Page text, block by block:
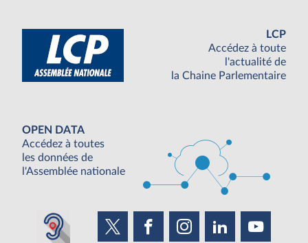
LCP
Accédez à toute
l'actualité de
la Chaine Parlementaire
OPEN DATA
Accédez à toutes
les données de
l'Assemblée nationale